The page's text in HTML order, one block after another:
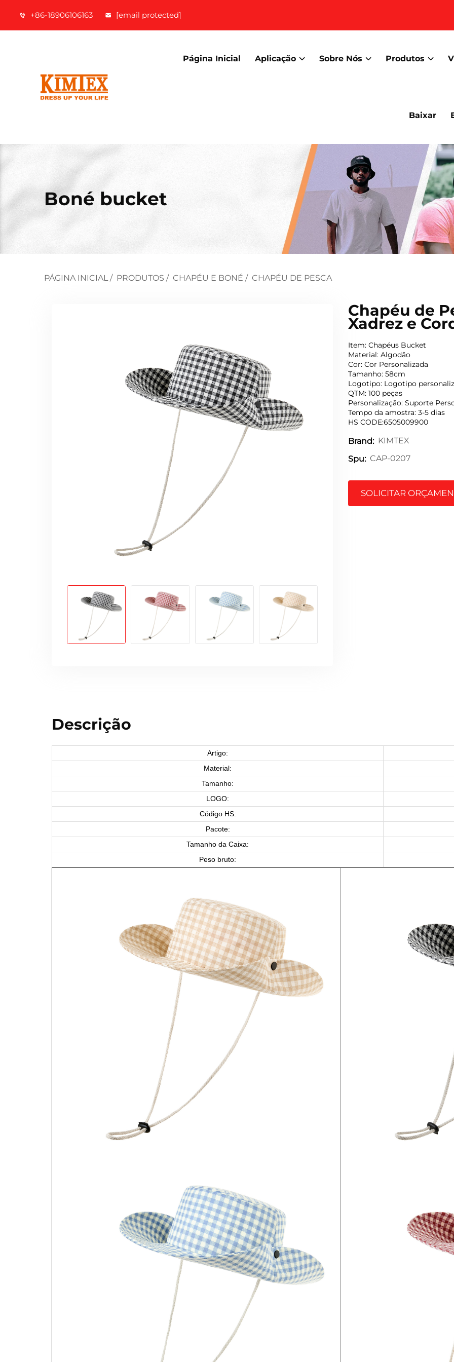
+86-18906106163 [email protected]
Página Inicial Aplicação Sobre Nós Produtos
Baixar
Boné bucket
PÁGINA INICIAL / PRODUTOS / CHAPÉU E BONÉ / CHAPÉU DE PESCA
Chapéu de
Xadrez e
Item: Chapéus Bucket
Material: Algodão
Cor: Cor Personalizada
Tamanho: 58cm
Logotipo: Logotipo
QTM: 100 peças
Personalização: Suporte
Tempo da amostra: 3-5 dias
HS CODE:6505009900
Brand: KIMTEX
Spu: CAP-0207
SOLICITAR
Descrição
Artigo:
Material:
Tamanho:
LOGO:
Código HS:
Pacote:
Tamanho da Caixa:
Peso bruto: